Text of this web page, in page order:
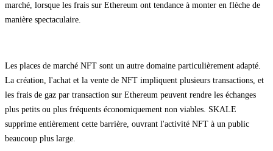
marché, lorsque les frais sur Ethereum ont tendance à monter en flèche de
manière spectaculaire.
Les places de marché NFT sont un autre domaine particulièrement adapté.
La création, l'achat et la vente de NFT impliquent plusieurs transactions, et
les frais de gaz par transaction sur Ethereum peuvent rendre les échanges
plus petits ou plus fréquents économiquement non viables. SKALE
supprime entièrement cette barrière, ouvrant l'activité NFT à un public
beaucoup plus large.